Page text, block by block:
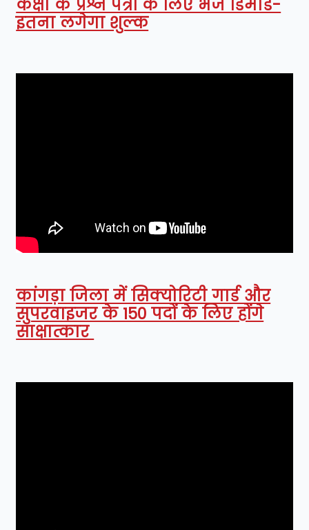
कक्षा के प्रश्न पत्रों के लिए भेजे डिमांड-
इतना लगेगा शुल्क
कांगड़ा जिला में सिक्योरिटी गार्ड और
सुपरवाइजर के 150 पदों के लिए होंगे
साक्षात्कार